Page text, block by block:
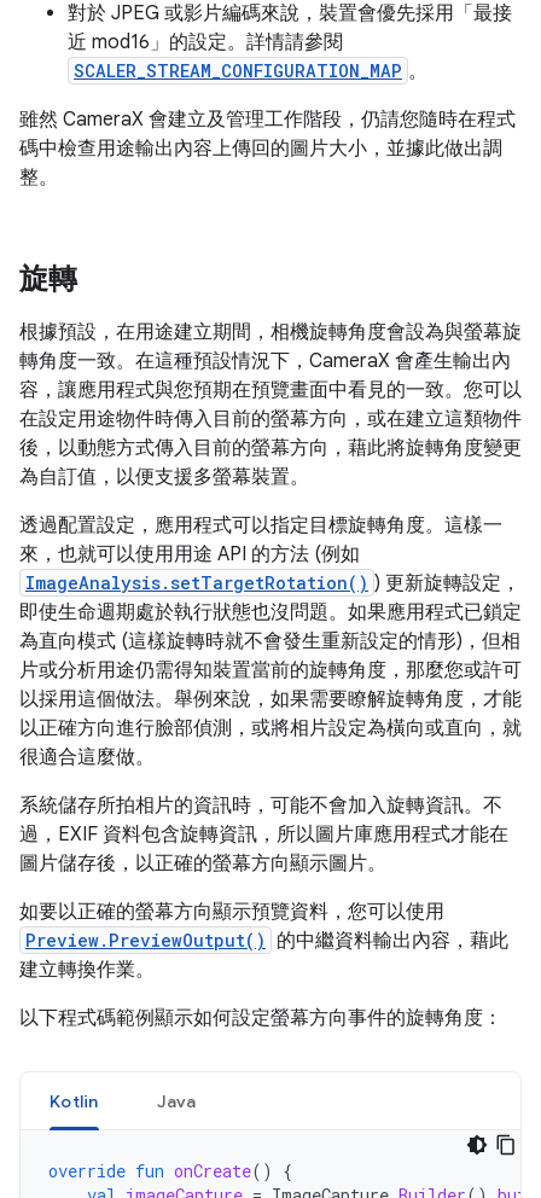
對於 JPEG 或影片編碼來說，裝置會優先採用「最接
近 mod16」的設定。詳情請參閱
SCALER_STREAM_CONFIGURATION_MAP 。
雖然 CameraX 會建立及管理工作階段，仍請您隨時在程式
碼中檢查用途輸出內容上傳回的圖片大小，並據此做出調
整。
旋轉
根據預設，在用途建立期間，相機旋轉角度會設為與螢幕旋
轉角度一致。在這種預設情況下，CameraX 會產生輸出內
容，讓應用程式與您預期在預覽畫面中看見的一致。您可以
在設定用途物件時傳入目前的螢幕方向，或在建立這類物件
後，以動態方式傳入目前的螢幕方向，藉此將旋轉角度變更
為自訂值，以便支援多螢幕裝置。
透過配置設定，應用程式可以指定目標旋轉角度。這樣一
來，也就可以使用用途 API 的方法 (例如
ImageAnalysis.setTargetRotation() ) 更新旋轉設定，
即使生命週期處於執行狀態也沒問題。如果應用程式已鎖定
為直向模式 (這樣旋轉時就不會發生重新設定的情形)，但相
片或分析用途仍需得知裝置當前的旋轉角度，那麼您或許可
以採用這個做法。舉例來說，如果需要瞭解旋轉角度，才能
以正確方向進行臉部偵測，或將相片設定為橫向或直向，就
很適合這麼做。
系統儲存所拍相片的資訊時，可能不會加入旋轉資訊。不
過，EXIF 資料包含旋轉資訊，所以圖片庫應用程式才能在
圖片儲存後，以正確的螢幕方向顯示圖片。
如要以正確的螢幕方向顯示預覽資料，您可以使用
Preview.PreviewOutput()
的中繼資料輸出內容，藉此
建立轉換作業。
以下程式碼範例顯示如何設定螢幕方向事件的旋轉角度：
Kotlin Java
override fun onCreate()
{